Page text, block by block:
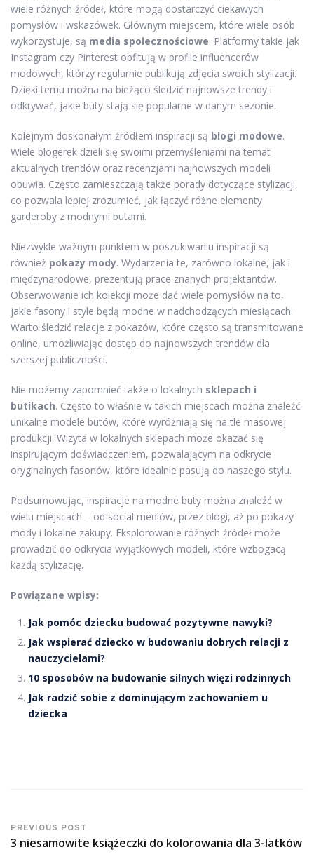
wiele różnych źródeł, które mogą dostarczyć ciekawych
pomysłów i wskazówek. Głównym miejscem, które wiele osób
wykorzystuje, są media społecznościowe. Platformy takie jak
Instagram czy Pinterest obfitują w profile influencerów
modowych, którzy regularnie publikują zdjęcia swoich stylizacji.
Dzięki temu można na bieżąco śledzić najnowsze trendy i
odkrywać, jakie buty stają się popularne w danym sezonie.
Kolejnym doskonałym źródłem inspiracji są blogi modowe.
Wiele blogerek dzieli się swoimi przemyśleniami na temat
aktualnych trendów oraz recenzjami najnowszych modeli
obuwia. Często zamieszczają także porady dotyczące stylizacji,
co pozwala lepiej zrozumieć, jak łączyć różne elementy
garderoby z modnymi butami.
Niezwykle ważnym punktem w poszukiwaniu inspiracji są
również pokazy mody. Wydarzenia te, zarówno lokalne, jak i
międzynarodowe, prezentują prace znanych projektantów.
Obserwowanie ich kolekcji może dać wiele pomysłów na to,
jakie fasony i style będą modne w nadchodzących miesiącach.
Warto śledzić relacje z pokazów, które często są transmitowane
online, umożliwiając dostęp do najnowszych trendów dla
szerszej publiczności.
Nie możemy zapomnieć także o lokalnych sklepach i
butikach. Często to właśnie w takich miejscach można znaleźć
unikalne modele butów, które wyróżniają się na tle masowej
produkcji. Wizyta w lokalnych sklepach może okazać się
inspirującym doświadczeniem, pozwalającym na odkrycie
oryginalnych fasonów, które idealnie pasują do naszego stylu.
Podsumowując, inspiracje na modne buty można znaleźć w
wielu miejscach – od social mediów, przez blogi, aż po pokazy
mody i lokalne zakupy. Eksplorowanie różnych źródeł może
prowadzić do odkrycia wyjątkowych modeli, które wzbogacą
każdą stylizację.
Powiązane wpisy:
Jak pomóc dziecku budować pozytywne nawyki?
Jak wspierać dziecko w budowaniu dobrych relacji z
nauczycielami?
10 sposobów na budowanie silnych więzi rodzinnych
Jak radzić sobie z dominującym zachowaniem u
dziecka
PREVIOUS POST
3 niesamowite książeczki do kolorowania dla 3-latków